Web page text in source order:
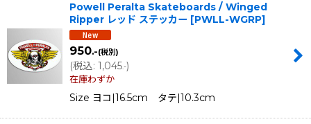
Powell Peralta Skateboards / Winged
Ripper レッド ステッカー [PWLL-WGRP]
950.-(税別)
(税込: 1,045.-)
在庫わずか
Size ヨコ|16.5cm タテ|10.3cm